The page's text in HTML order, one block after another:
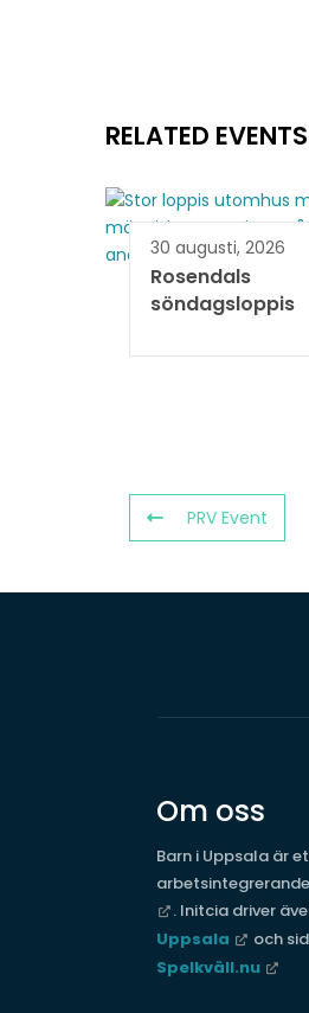
RELATED EVENTS
30 augusti, 2026
Rosendals
söndagsloppis
PRV Event
Om oss
Barn i Uppsala är
. Initcia driver
Uppsala
och
Spelkväll.nu